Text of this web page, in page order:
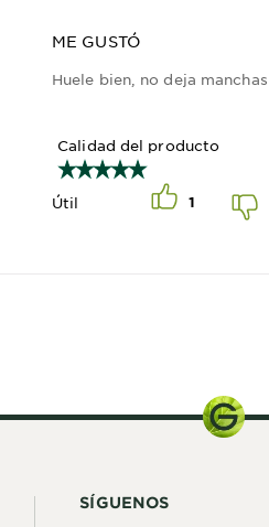
ME GUSTÓ
Huele bien, no deja
Calidad del producto
Útil 1
SÍGUENOS